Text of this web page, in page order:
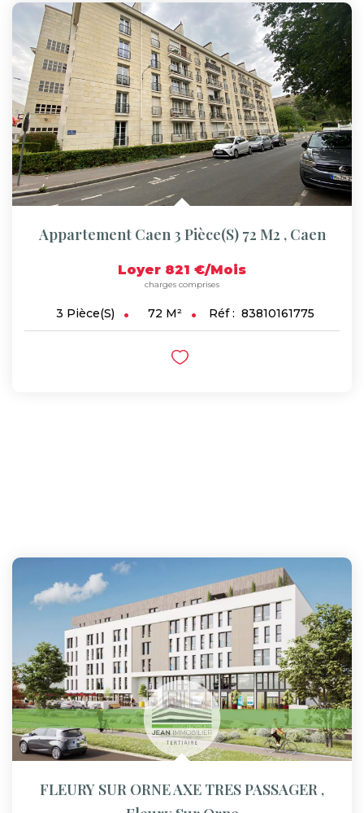
Appartement Caen 3 Pièce(s) 72 M2 , Caen
Loyer 821 €/mois
charges comprises
3 Pièce(s) 72 M² Réf : 83810161775
FLEURY SUR ORNE AXE TRES PASSAGER ,